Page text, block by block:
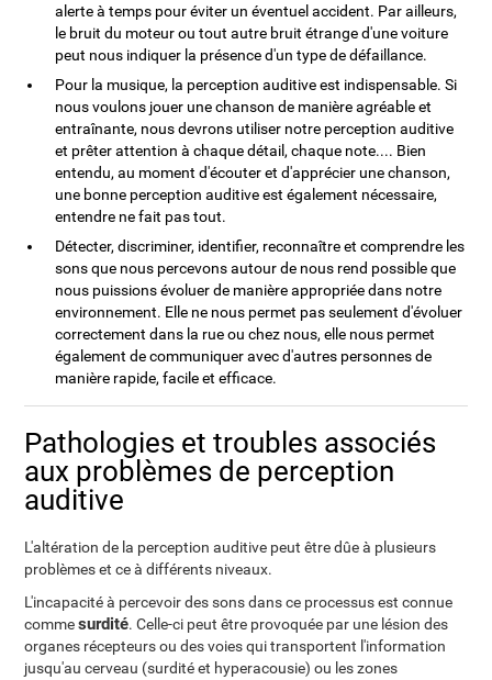
alerte à temps pour éviter un éventuel accident. Par ailleurs,
le bruit du moteur ou tout autre bruit étrange d'une voiture
peut nous indiquer la présence d'un type de défaillance.
Pour la musique, la perception auditive est indispensable. Si
nous voulons jouer une chanson de manière agréable et
entraînante, nous devrons utiliser notre perception auditive
et prêter attention à chaque détail, chaque note.... Bien
entendu, au moment d'écouter et d'apprécier une chanson,
une bonne perception auditive est également nécessaire,
entendre ne fait pas tout.
Détecter, discriminer, identifier, reconnaître et comprendre les
sons que nous percevons autour de nous rend possible que
nous puissions évoluer de manière appropriée dans notre
environnement. Elle ne nous permet pas seulement d'évoluer
correctement dans la rue ou chez nous, elle nous permet
également de communiquer avec d'autres personnes de
manière rapide, facile et efficace.
Pathologies et troubles associés
aux problèmes de perception
auditive
L'altération de la perception auditive peut être dûe à plusieurs
problèmes et ce à différents niveaux.
L'incapacité à percevoir des sons dans ce processus est connue
commesurdité. Celle-ci peut être provoquée par une lésion des
organes récepteurs ou des voies qui transportent l'information
jusqu'au cerveau (surdité et hyperacousie) ou les zones